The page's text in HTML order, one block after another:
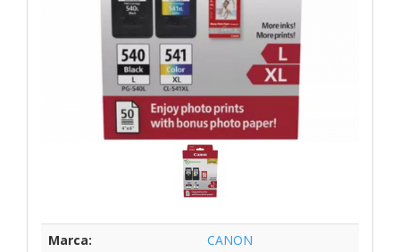
Marca:
CANON